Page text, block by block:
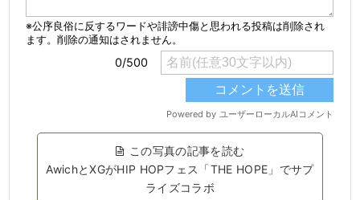
この写真の記事を読む
AwichとXGがHIP HOPフェス「THE HOPE」でサプ
ライズコラボ